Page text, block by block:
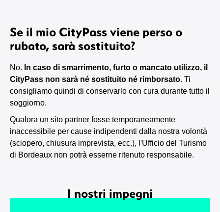
Se il mio CityPass viene perso o
rubato, sarà sostituito?
No. In caso di smarrimento, furto o mancato utilizzo, il
CityPass non sarà né sostituito né rimborsato. Ti
consigliamo quindi di conservarlo con cura durante tutto il
soggiorno.
Qualora un sito partner fosse temporaneamente
inaccessibile per cause indipendenti dalla nostra volontà
(sciopero, chiusura imprevista, ecc.), l'Ufficio del Turismo
di Bordeaux non potrà esserne ritenuto responsabile.
I nostri impegni